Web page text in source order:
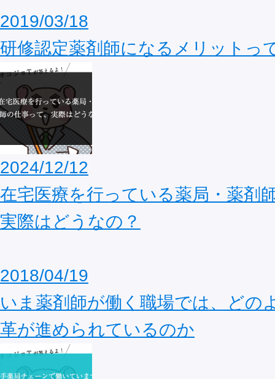
2019/03/18
研修認定薬剤師になるメリットっ
2024/12/12
在宅医療を行っている薬局・薬剤
実際はどうなの？
2018/04/19
いま薬剤師が働く職場では、どの
革が進められているのか